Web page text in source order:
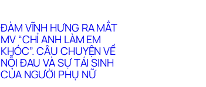
ĐÀM VĨNH HƯNG RA MẮT
MV “CHỈ ANH LÀM EM
KHÓC”. CÂU CHUYỆN VỀ
NỖI ĐAU VÀ SỰ TÁI SINH
CỦA NGƯỜI PHỤ NỮ